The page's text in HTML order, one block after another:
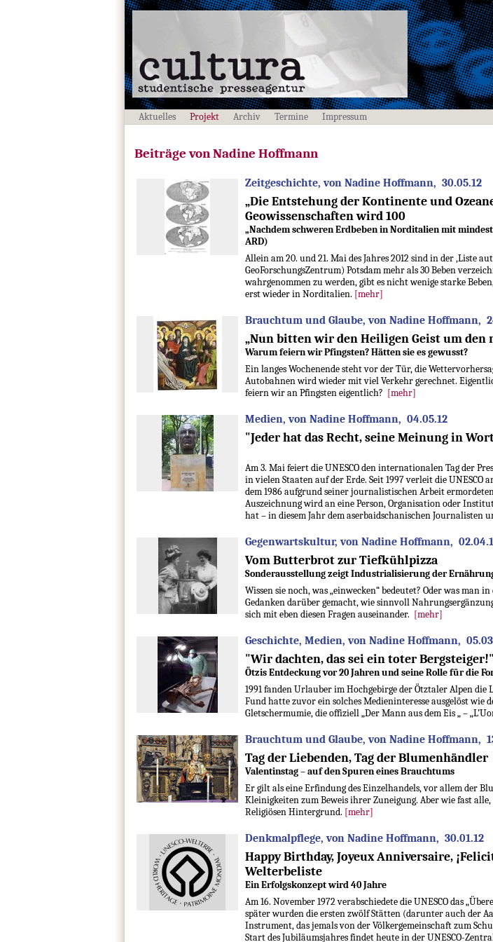
Aktuelles Projekt Archiv Termine Impressum
Beiträge von Nadine Hoffmann
Zeitgeschichte, von Nadine Hoffmann, 30.05.12
„Die Entstehung der Kontinente und
Geowissenschaften wird 100
„Nachdem schweren Erdbeben in Norditalien mit
ARD)
Allein am 20. und 21. Mai des Jahres 2012 sind in der ‚Liste
GeoForschungsZentrum) Potsdam mehr als 30 Beben
wahrgenommen zu werden, gibt es nicht wenige starke
erst wieder in Norditalien. [mehr]
Brauchtum und Glaube, von Nadine Hoffmann,
„Nun bitten wir den Heiligen Geist um den
Warum feiern wir Pfingsten? Hätten sie es gewusst?
Ein langes Wochenende steht vor der Tür, die
Autobahnen wird wieder mit viel Verkehr gerechnet.
feiern wir an Pfingsten eigentlich? [mehr]
Medien, von Nadine Hoffmann, 04.05.12
"Jeder hat das Recht, seine Meinung in
Am 3. Mai feiert die UNESCO den internationalen Tag der
in vielen Staaten auf der Erde. Seit 1997 verleit die UNESCO
dem 1986 aufgrund seiner journalistischen Arbeit
Auszeichnung wird an eine Person, Organisation oder
hat – in diesem Jahr dem aserbaidschanischen
Gegenwartskultur, von Nadine Hoffmann,
Vom Butterbrot zur Tiefkühlpizza
Sonderausstellung zeigt Industrialisierung der
Wissen sie noch, was „einwecken“ bedeutet? Oder was
Gedanken darüber gemacht, wie sinnvoll
sich mit eben diesen Fragen auseinander. [mehr]
Geschichte, Medien, von Nadine Hoffmann,
"Wir dachten, das sei ein toter Bergsteiger!"
Ötzis Entdeckung vor 20 Jahren und seine Rolle für die
1991 fanden Urlauber im Hochgebirge der Ötztaler Alpen
Fund hatte zuvor ein solches Medieninteresse ausgelöst wie
Gletschermumie, die offiziell „Der Mann aus dem Eis „ –
Brauchtum und Glaube, von Nadine Hoffmann,
Tag der Liebenden, Tag der Blumenhändler
Valentinstag – auf den Spuren eines Brauchtums
Er gilt als eine Erfindung des Einzelhandels, vor allem der
Kleinigkeiten zum Beweis ihrer Zuneigung. Aber wie fast
Religiösen Hintergrund. [mehr]
Denkmalpflege, von Nadine Hoffmann, 30.01.12
Happy Birthday, Joyeux Anniversaire,
Welterbeliste
Ein Erfolgskonzept wird 40 Jahre
Am 16. November 1972 verabschiedete die UNESCO das
später wurden die ersten zwölf Stätten (darunter auch der
Instrument, das jemals von der Völkergemeinschaft zum
Start des Jubiläumsjahres findet heute in der UNESCO-